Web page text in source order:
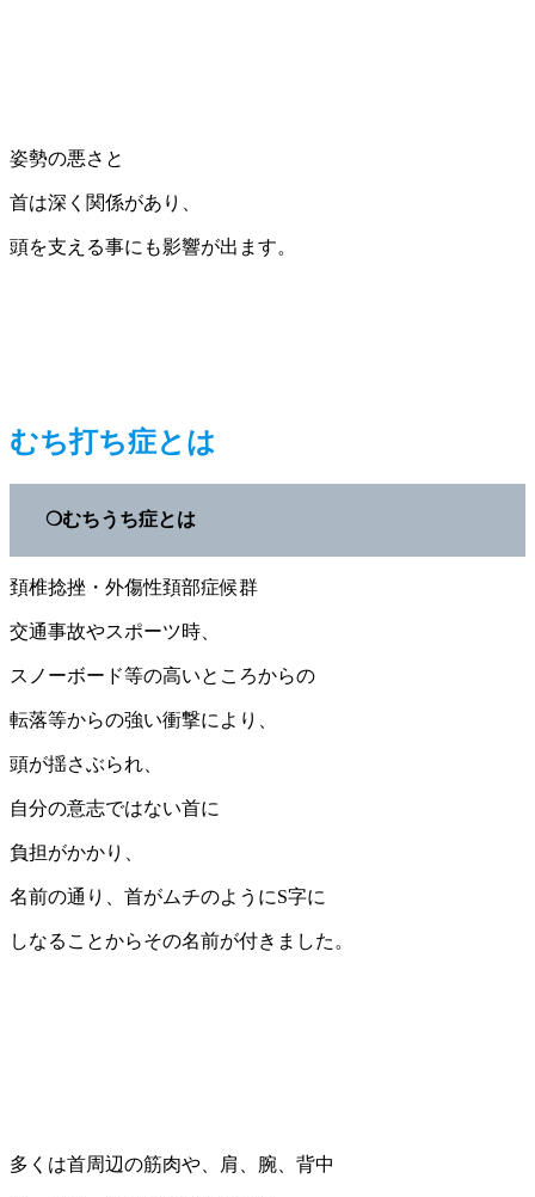
姿勢の悪さと
首は深く関係があり、
頭を支える事にも影響が出ます。
むち打ち症とは
❍むちうち症とは
頚椎捻挫・外傷性頚部症候群
交通事故やスポーツ時、
スノーボード等の高いところからの
転落等からの強い衝撃により、
頭が揺さぶられ、
自分の意志ではない首に
負担がかかり、
名前の通り、首がムチのようにS字に
しなることからその名前が付きました。
多くは首周辺の筋肉や、肩、腕、背中